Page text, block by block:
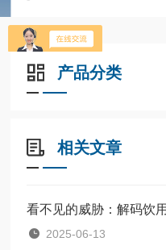
产品分类
相关文章
2025-06-13